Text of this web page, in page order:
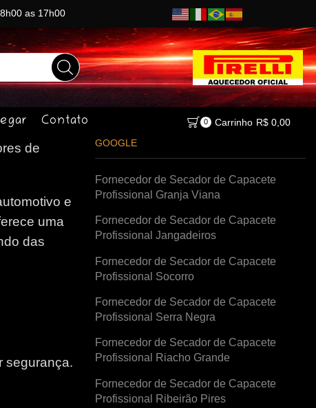
as 17h00
Contato 0 Carrinho R$0,00
de
e
uma
das
segurança.
GOOGLE
Fornecedor de Secador de Capacete
Profissional Granja Viana
Fornecedor de Secador de Capacete
Profissional Jangadeiros
Fornecedor de Secador de Capacete
Profissional Socorro
Fornecedor de Secador de Capacete
Profissional Serra Negra
Fornecedor de Secador de Capacete
Profissional Riacho Grande
Fornecedor de Secador de Capacete
Profissional Ribeirão Pires